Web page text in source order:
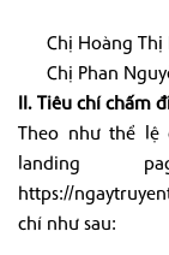
Chị Hoàng Thị
Chị Phan
II. Tiêu chí chấm
Theo như thể lệ
landing
https://
chí như sau: